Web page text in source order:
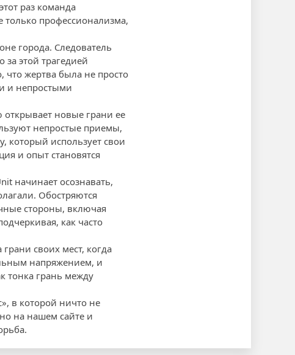
раз команда
профессионализма,
города. Следователь
за этой трагедией
что жертва была не просто
и непростыми
новые грани ее
непростые приемы,
который использует свои
и опыт становятся
начинает осознавать,
Обостряются
стороны, включая
как часто
своих мест, когда
напряжением, и
тонка грань между
в которой ничто не
на нашем сайте и